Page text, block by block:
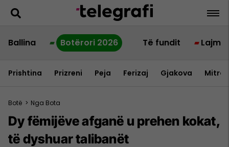
Ballina Botërori 2026 Të fundit Lajme
Prishtina Prizreni Peja Ferizaj Gjakova
Botë > Nga Bota
Dy fëmijëve afganë u prehen kokat,
të dyshuar talibanët